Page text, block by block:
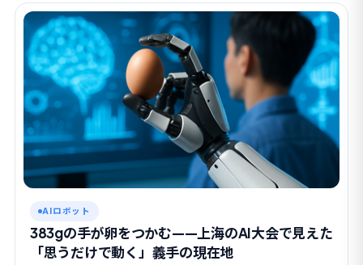
AIロボット
383gの手が卵をつかむ——上海のAI大会で見えた
「思うだけで動く」義手の現在地